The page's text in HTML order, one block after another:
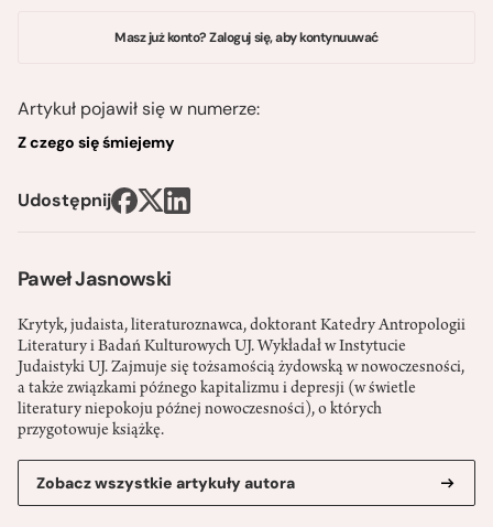
Paweł Jasnowski
Krytyk, judaista, literaturoznawca, doktorant Katedry Antropologii
Literatury i Badań Kulturowych UJ. Wykładał w Instytucie
Judaistyki UJ. Zajmuje się tożsamością żydowską w nowoczesności,
a także związkami późnego kapitalizmu i depresji (w świetle
literatury niepokoju późnej nowoczesności), o których
przygotowuje książkę.
Zobacz wszystkie artykuły autora
Masz już konto? Zaloguj się, aby kontynuuwać
Artykuł pojawił się w numerze:
Z czego się śmiejemy
Udostępnij